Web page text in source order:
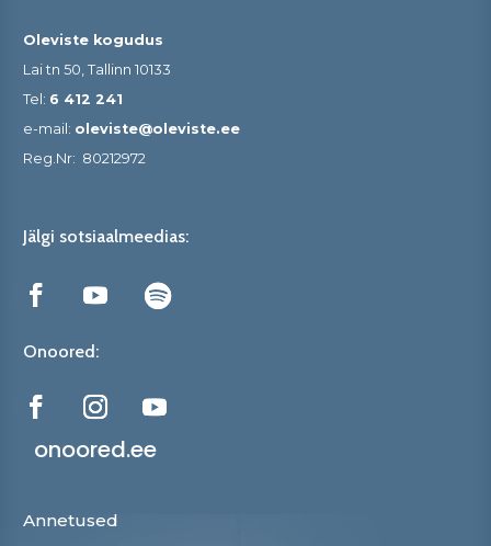
Oleviste kogudus
Lai tn 50, Tallinn 10133
Tel: 6 412 241
e-mail: oleviste@oleviste.ee
Reg.Nr: 80212972
Jälgi sotsiaalmeedias:
Onoored:
onoored.ee
Annetused